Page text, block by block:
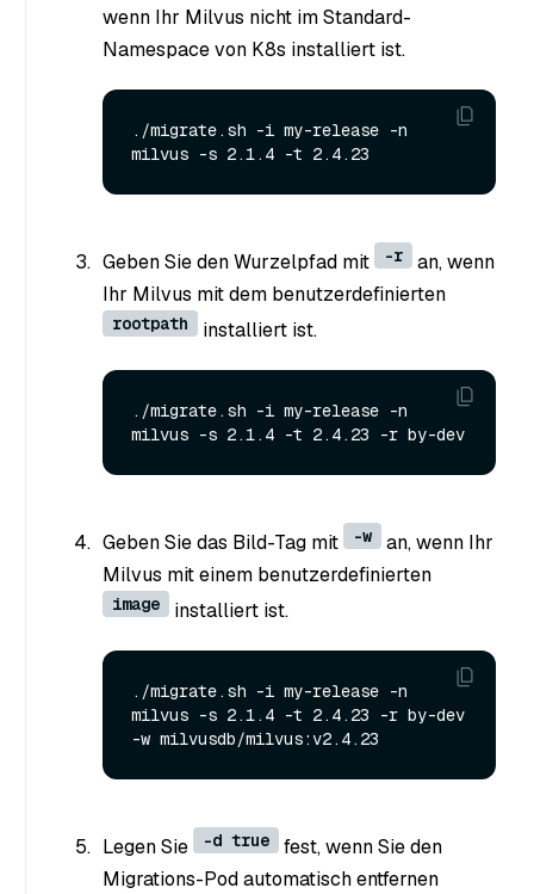
wenn Ihr Milvus nicht im Standard-
Namespace von K8s installiert ist.
./migrate.sh -i my-release -n
Geben Sie den Wurzelpfad mit -r
an, wenn
Ihr Milvus mit dem benutzerdefinierten
rootpath installiert ist.
./migrate.sh -i my-release -n
Geben Sie das Bild-Tag mit -w
an, wenn Ihr
Milvus mit einem benutzerdefinierten
image installiert ist.
./migrate.sh -i my-release -n
milvus -s 2.1.4 -t 2.4.23 -r by-dev
Legen Sie -d true
fest, wenn Sie den
Migrations-Pod automatisch entfernen